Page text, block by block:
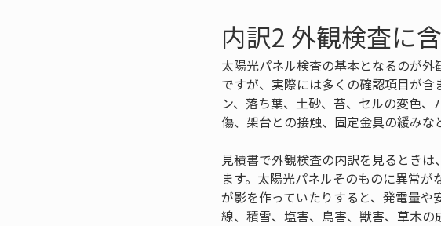
内訳2 外観検査に
太陽光パネル検査の基本となるのが
ですが、実際には多くの確認項目が
ン、落ち葉、土砂、苔、セルの変色
傷、架台との接触、固定金具の緩みな
見積書で外観検査の内訳を見るとき
ます。太陽光パネルそのものに異常
が影を作っていたりすると、発電量
線、積雪、塩害、鳥害、獣害、草木の